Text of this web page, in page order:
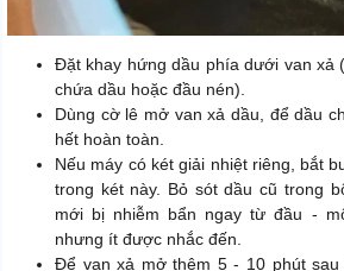
Đặt khay hứng dầu phía dưới van xả
chứa dầu hoặc đầu nén).
Dùng cờ lê mở van xả dầu, để dầu
hết hoàn toàn.
Nếu máy có két giải nhiệt riêng, bắt
trong két này. Bỏ sót dầu cũ trong
mới bị nhiễm bẩn ngay từ đầu -
nhưng ít được nhắc đến.
Để van xả mở thêm 5 - 10 phút